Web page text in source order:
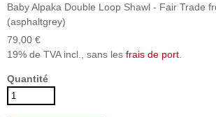
Baby Alpaka Double Loop Shawl - Fair Trade
(asphaltgrey)
79,00 €
19% de TVA incl., sans les frais de port
Quantité